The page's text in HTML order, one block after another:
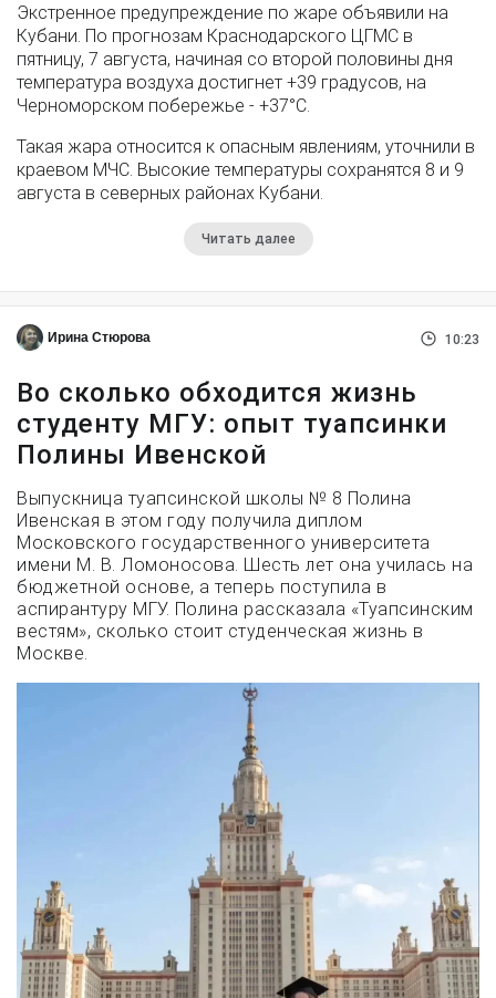
Экстренное предупреждение по жаре объявили на
Кубани. По прогнозам Краснодарского ЦГМС в
пятницу, 7 августа, начиная со второй половины дня
температура воздуха достигнет +39 градусов, на
Черноморском побережье - +37°­С.
Такая жара относится к опасным явлениям, уточнили в
краевом МЧС. Высокие температуры сохранятся 8 и 9
августа в северных районах Кубани.
Читать далее
Ирина Стюрова 10:23
Во сколько обходится жизнь
студенту МГУ: опыт туапсинки
Полины Ивенской
Выпускница туапсинской школы № 8 Полина
Ивенская в этом году получила диплом
Московского государственного университета
имени М. В. Ломоносова. Шесть лет она училась на
бюджетной основе, а теперь поступила в
аспирантуру МГУ. Полина рассказала «Туапсинским
вестям», сколько стоит студенческая жизнь в
Москве.